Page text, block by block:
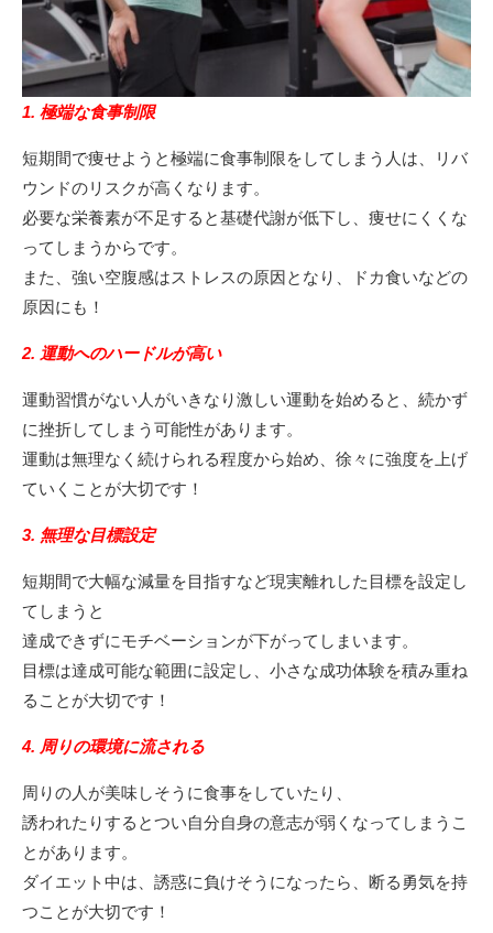
1. 極端な食事制限
短期間で痩せようと極端に食事制限をしてしまう人は、リバ
ウンドのリスクが高くなります。
必要な栄養素が不足すると基礎代謝が低下し、痩せにくくな
ってしまうからです。
また、強い空腹感はストレスの原因となり、ドカ食いなどの
原因にも！
2. 運動へのハードルが高い
運動習慣がない人がいきなり激しい運動を始めると、続かず
に挫折してしまう可能性があります。
運動は無理なく続けられる程度から始め、徐々に強度を上げ
ていくことが大切です！
3. 無理な目標設定
短期間で大幅な減量を目指すなど現実離れした目標を設定し
てしまうと
達成できずにモチベーションが下がってしまいます。
目標は達成可能な範囲に設定し、小さな成功体験を積み重ね
ることが大切です！
4. 周りの環境に流される
周りの人が美味しそうに食事をしていたり、
誘われたりするとつい自分自身の意志が弱くなってしまうこ
とがあります。
ダイエット中は、誘惑に負けそうになったら、断る勇気を持
つことが大切です！